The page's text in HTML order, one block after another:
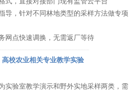
导，针对不同林地类型的采样方法做专项
网点快速调换，无需返厂等待
高校农业相关专业教学实验
实验室教学演示和野外实地采样两类，需